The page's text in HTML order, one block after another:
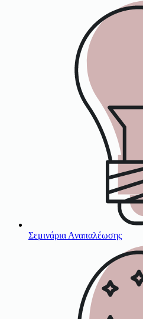
Σεμινάρια Αναπαλέωσης